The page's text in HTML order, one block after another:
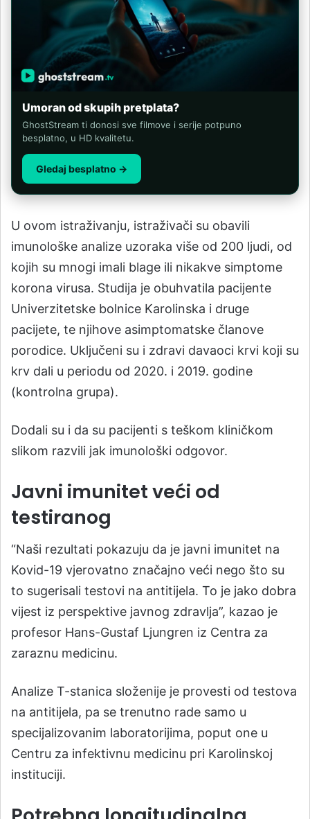
Umoran od skupih pretplata?
GhostStream ti donosi sve filmove i serije potpuno
besplatno, u HD kvalitetu.
Gledaj besplatno →
U ovom istraživanju, istraživači su obavili
imunološke analize uzoraka više od 200 ljudi, od
kojih su mnogi imali blage ili nikakve simptome
korona virusa. Studija je obuhvatila pacijente
Univerzitetske bolnice Karolinska i druge
pacijete, te njihove asimptomatske članove
porodice. Uključeni su i zdravi davaoci krvi koji su
krv dali u periodu od 2020. i 2019. godine
(kontrolna grupa).
Dodali su i da su pacijenti s teškom kliničkom
slikom razvili jak imunološki odgovor.
Javni imunitet veći od
testiranog
“Naši rezultati pokazuju da je javni imunitet na
Kovid-19 vjerovatno značajno veći nego što su
to sugerisali testovi na antitijela. To je jako dobra
vijest iz perspektive javnog zdravlja”, kazao je
profesor Hans-Gustaf Ljungren iz Centra za
zaraznu medicinu.
Analize T-stanica složenije je provesti od testova
na antitijela, pa se trenutno rade samo u
specijalizovanim laboratorijima, poput one u
Centru za infektivnu medicinu pri Karolinskoj
instituciji.